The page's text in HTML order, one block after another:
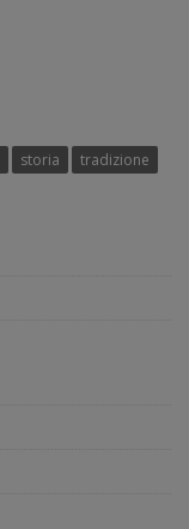
storia tradizione